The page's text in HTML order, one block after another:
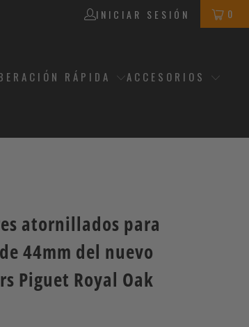
INICIAR SESIÓN 0
RÁPIDA ACCESORIOS
atornillados para
44mm del nuevo
Piguet Royal Oak